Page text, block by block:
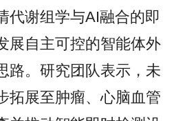
代谢组学与AI融合的即
展自主可控的智能体外
路。研究团队表示，未
拓展至肿瘤、心脑血管